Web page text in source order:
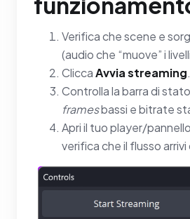
Verifica che scene e
(audio che “muove” i
CliccaAvvia streaming.
Controlla la barra di
framesbassi e bitrate
Apri il tuo player/
verifica che il flusso